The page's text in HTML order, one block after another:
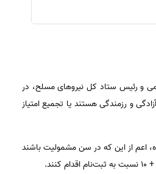
اسلامی و رئیس ستاد کل نیروهای مسلح، در
درصد جانبازی، آزادگی و رزمندگی هستند یا تجمیع امتیاز
اعم از این که در سن مشمولیت باشند